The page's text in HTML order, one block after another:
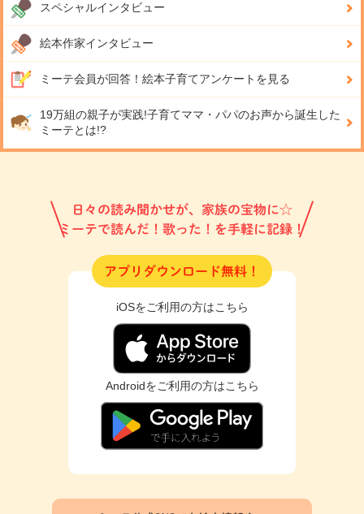
スペシャルインタビュー
絵本作家インタビュー
ミーテ会員が回答！ 絵本子育てアンケートを見る
19万組の親子が実践!子育てママ・パパのお声から誕生した
ミーテとは!?
日々の読み聞かせが、家族の宝物に☆
ミーテで読んだ！歌った！を手軽に記録！
アプリダウンロード無料！
iOSをご利用の方はこちら
Androidをご利用の方はこちら